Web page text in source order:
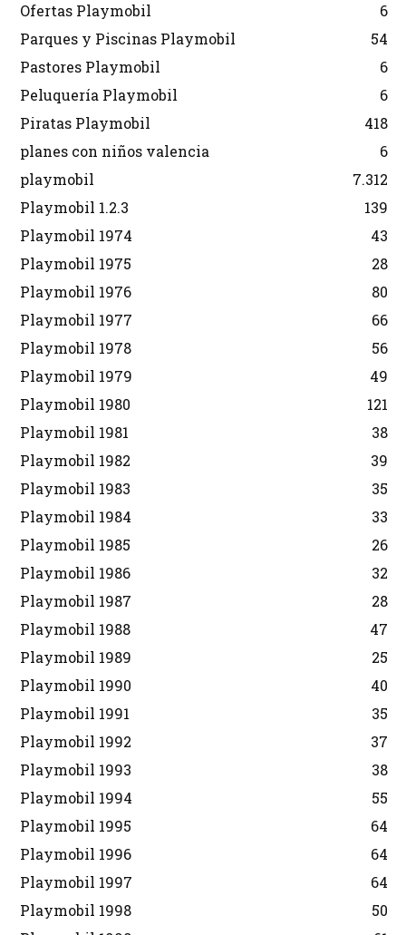
Ofertas Playmobil
6
Parques y Piscinas Playmobil
54
Pastores Playmobil
6
Peluquería Playmobil
6
Piratas Playmobil
418
planes con niños valencia
6
playmobil
7.312
Playmobil 1.2.3
139
Playmobil 1974
43
Playmobil 1975
28
Playmobil 1976
80
Playmobil 1977
66
Playmobil 1978
56
Playmobil 1979
49
Playmobil 1980
121
Playmobil 1981
38
Playmobil 1982
39
Playmobil 1983
35
Playmobil 1984
33
Playmobil 1985
26
Playmobil 1986
32
Playmobil 1987
28
Playmobil 1988
47
Playmobil 1989
25
Playmobil 1990
40
Playmobil 1991
35
Playmobil 1992
37
Playmobil 1993
38
Playmobil 1994
55
Playmobil 1995
64
Playmobil 1996
64
Playmobil 1997
64
Playmobil 1998
50